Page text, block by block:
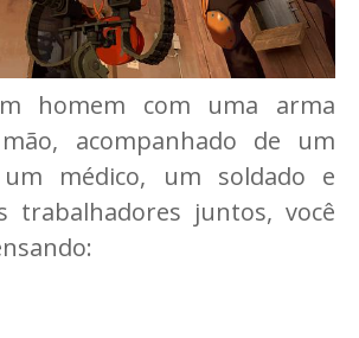
homem com uma arma
acompanhado de um
um médico, um soldado e
trabalhadores juntos, você